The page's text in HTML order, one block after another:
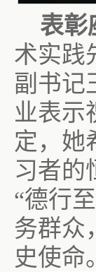
表彰
术实践
副书记
业表示
定，她
习者的
“德行
务群众
史使命